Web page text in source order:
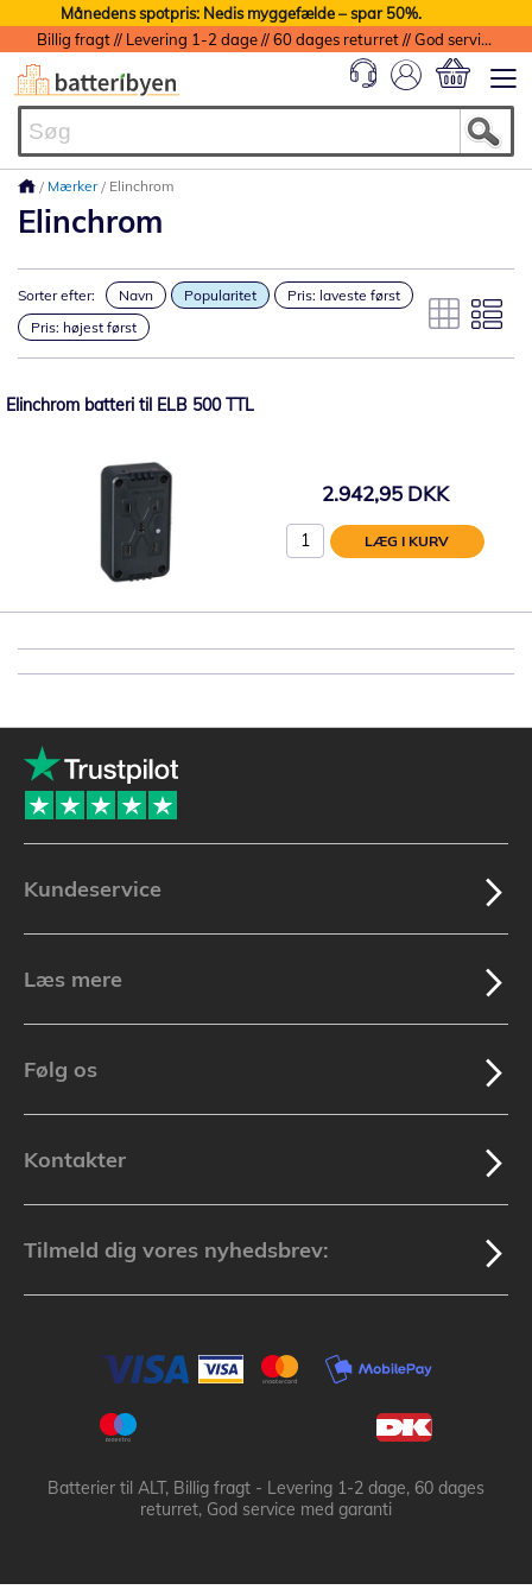
Månedens spotpris: Nedis myggefælde – spar 50%.
Billig fragt // Levering 1-2 dage // 60 dages returret // God service med garanti
Mærker Elinchrom
Elinchrom
Sorter efter: Navn Popularitet
Pris: laveste først
Pris: højest først
Elinchrom batteri til ELB 500 TTL
2.942,95 DKK
LÆG I KURV
Kundeservice
Læs mere
Følg os
Kontakter
Tilmeld dig vores nyhedsbrev:
Batterier til ALT, Billig fragt - Levering 1-2 dage, 60 dages
returret, God service med garanti